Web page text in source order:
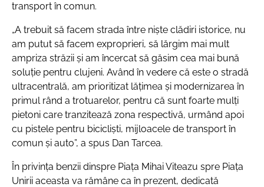
transport în comun.
„A trebuit să facem strada între niște clădiri istorice, nu
am putut să facem exproprieri, să lărgim mai mult
ampriza străzii și am încercat să găsim cea mai bună
soluție pentru clujeni. Având în vedere că este o stradă
ultracentrală, am prioritizat lățimea și modernizarea în
primul rând a trotuarelor, pentru că sunt foarte mulți
pietoni care tranzitează zona respectivă, urmând apoi
cu pistele pentru bicicliști, mijloacele de transport în
comun și auto”, a spus Dan Tarcea.
În privința benzii dinspre Piața Mihai Viteazu spre Piața
Unirii aceasta va rămâne ca în prezent, dedicată